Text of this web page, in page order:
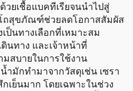
วยเชื้อแบคทีเรียจนนำไปสู่
ถสุขภัณฑ์ช่วยลดโอกาสสัมผัส
ป็นทางเลือกที่เหมาะสม
นทาง และเจ้าหน้าที่
สบายในการใช้งาน
ำมักทำมาจากวัสดุเช่น เซรา
เย็นมาก โดยเฉพาะในช่วง